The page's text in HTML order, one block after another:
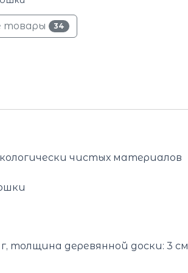
товары 34
чистых материалов
толщина деревянной доски: 3 см